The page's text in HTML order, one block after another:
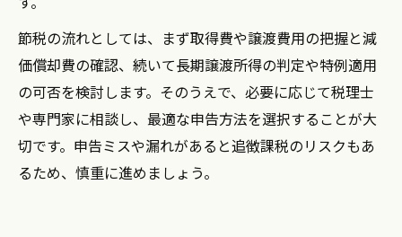
節税の流れとしては、まず取得費や譲渡費用の把握と減
価償却費の確認、続いて長期譲渡所得の判定や特例適用
の可否を検討します。そのうえで、必要に応じて税理士
や専門家に相談し、最適な申告方法を選択することが大
切です。申告ミスや漏れがあると追徴課税のリスクもあ
るため、慎重に進めましょう。